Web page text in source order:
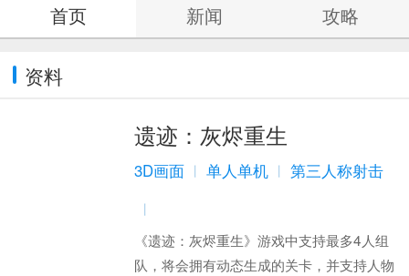
首页 新闻 攻略
资料
遗迹：灰烬重生
3D画面 丨 单人单机 丨 第三人称射击
丨
《遗迹：灰烬重生》游戏中支持最多4人组
队，将会拥有动态生成的关卡，并支持人物